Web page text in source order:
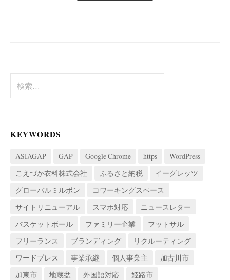
索:
KEYWORDS
ASIAGAP GAP Google Chrome https
WordPress
こえづか衣料株式会社
ふるさと納税
イーグレッツ
グローバルミルボン
コワーキングスペース
サイトリニューアル
スマホ対応
ニュースレター
バスケットボール
ファミリー企業
フットサル
フリーランス
ブランディング
リクルーティング
ワードプレス
事業承継 個人事業主
加古川市
加東市
地蔵盆 外国語対応
姫路市